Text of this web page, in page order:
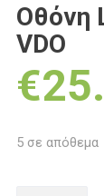
Οθόνη
VDO
€
5 σε απόθεμα